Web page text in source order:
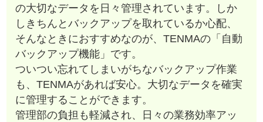
の大切なデータを日々管理されています。しか
しきちんとバックアップを取れているか心配、
そんなときにおすすめなのが、TENMAの「自動
バックアップ機能」です。
ついつい忘れてしまいがちなバックアップ作業
も、TENMAがあれば安心。大切なデータを確実
に管理することができます。
管理部の負担も軽減され、日々の業務効率アッ